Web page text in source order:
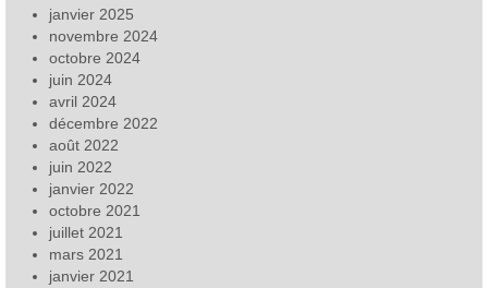
janvier 2025
novembre 2024
octobre 2024
juin 2024
avril 2024
décembre 2022
août 2022
juin 2022
janvier 2022
octobre 2021
juillet 2021
mars 2021
janvier 2021